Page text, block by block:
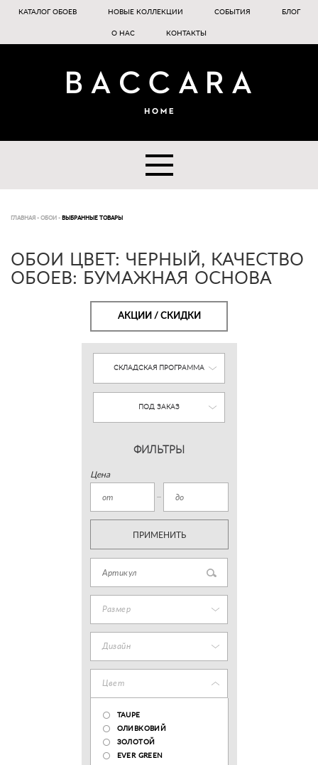
КАТАЛОГ ОБОЕВ НОВЫЕ КОЛЛЕКЦИИ СОБЫТИЯ БЛОГ
О НАС КОНТАКТЫ
ГЛАВНАЯ - ОБОИ - ВЫБРАННЫЕ ТОВАРЫ
ОБОИ ЦВЕТ: ЧЕРНЫЙ, КАЧЕСТВО
ОБОЕВ: БУМАЖНАЯ ОСНОВА
АКЦИИ / СКИДКИ
СКЛАДСКАЯ ПРОГРАММА
ПОД ЗАКАЗ
ФИЛЬТРЫ
Цена
ПРИМЕНИТЬ
Размер
Дизайн
Цвет
TAUPE
ОЛИВКОВИЙ
ЗОЛОТОЙ
EVER GREEN